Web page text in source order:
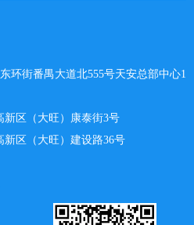
环街番禺大道北555号天安总部中心1
新区（大旺）康泰街3号
区（大旺）建设路36号